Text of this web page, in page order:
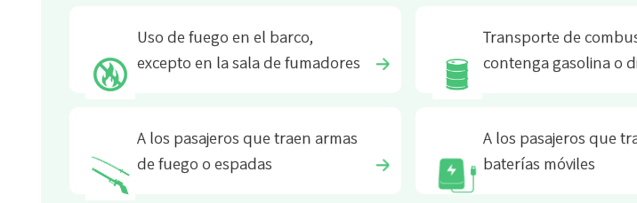
Uso de fuego en el barco,
excepto en la sala de fumadores
Transporte de
contenga gasolina o
A los pasajeros que traen armas
de fuego o espadas
A los pasajeros que
baterías móviles